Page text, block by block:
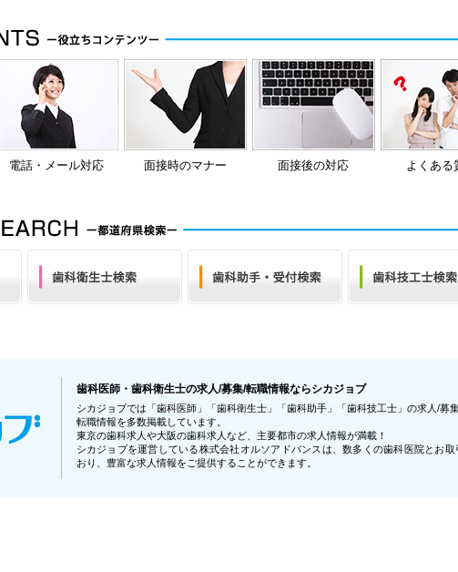
電話・メール対応 面接時のマナー 面接後の対応 よくある
歯科医師・歯科衛生士の求人/募集/転職情報ならシカジョブ
シカジョブでは「歯科医師」「歯科衛生士」「歯科助手」「歯科技工士」の求人/募
転職情報を多数掲載しています。
東京の歯科求人や大阪の歯科求人など、主要都市の求人情報が満載！
シカジョブを運営している株式会社オルソアドバンスは、数多くの歯科医院とお取
おり、豊富な求人情報をご提供することができます。